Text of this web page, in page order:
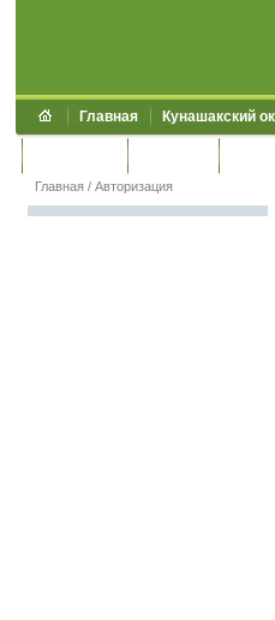
Главная Кунашакский
Главная / Авторизация